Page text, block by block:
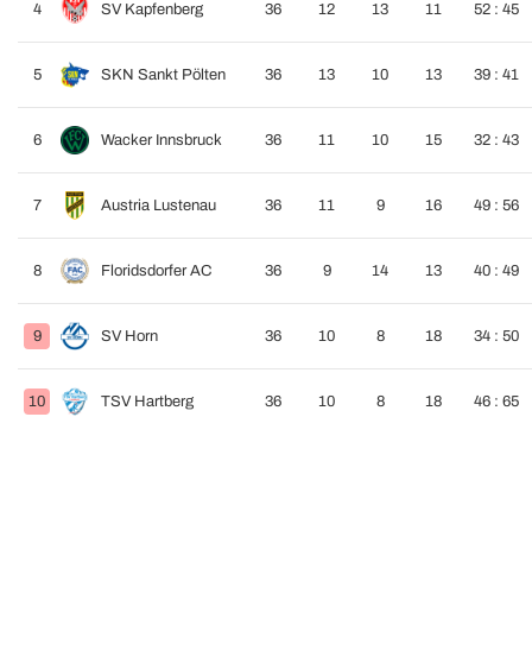
4 SV Kapfenberg 36 12 13 11 52 : 45
5 SKN Sankt Pölten 36 13 10 13 39 : 41
6 Wacker Innsbruck 36 11 10 15 32 : 43
7 Austria Lustenau 36 11 9 16 49 : 56
8 Floridsdorfer AC 36 9 14 13 40 : 49
9 SV Horn 36 10 8 18 34 : 50
10 TSV Hartberg 36 10 8 18 46 : 65